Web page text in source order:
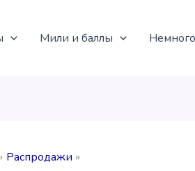
Мили и баллы
Распродажи